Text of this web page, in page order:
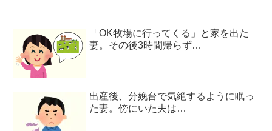
「OK牧場に行ってくる」と家を出た
妻。その後3時間帰らず…
出産後、分娩台で気絶するように眠っ
た妻。傍にいた夫は…